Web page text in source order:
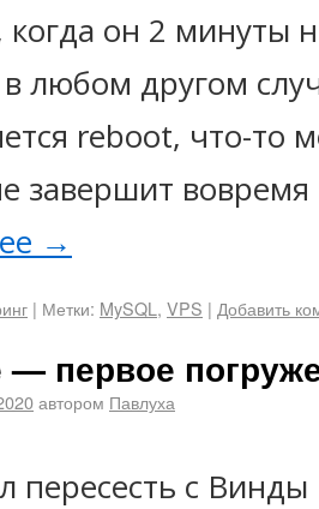
когда он 2 минуты
любом другом
reboot, что-то
завершит
→
| Метки: MySQL , VPS | Добавить
— первое
автором Павлуха
пересесть с